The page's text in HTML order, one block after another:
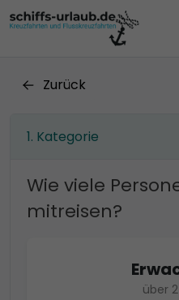
Zurück
Kategorie
Wie viele
mitreisen?
über